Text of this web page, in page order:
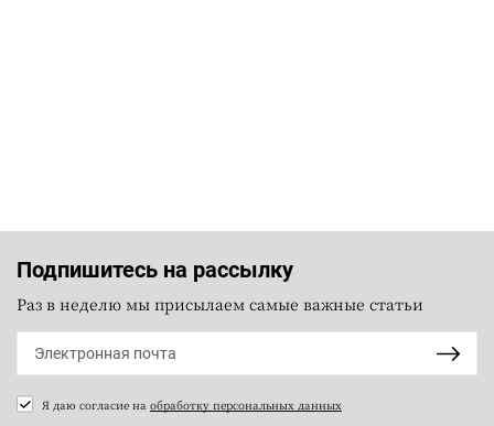
Подпишитесь на рассылку
Раз в неделю мы присылаем самые важные статьи
Я даю согласие на обработку персональных данных